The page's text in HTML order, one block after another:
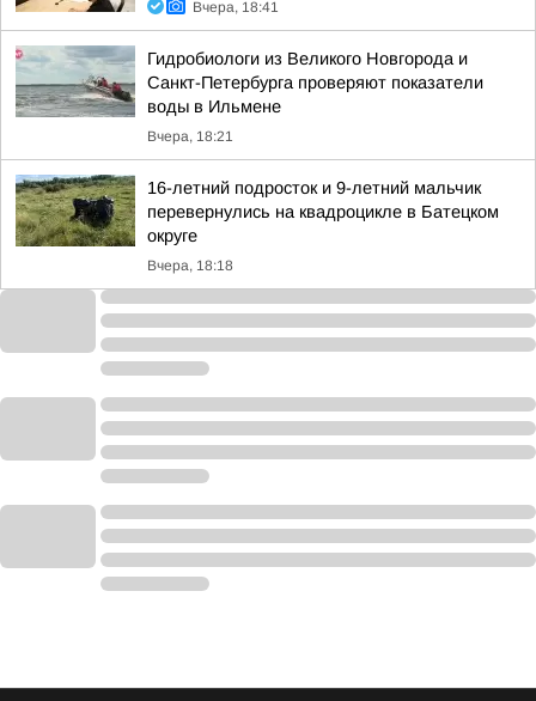
Вчера, 18:41
Гидробиологи из Великого Новгорода и
Санкт-Петербурга проверяют показатели
воды в Ильмене
Вчера, 18:21
16-летний подросток и 9-летний мальчик
перевернулись на квадроцикле в Батецком
округе
Вчера, 18:18